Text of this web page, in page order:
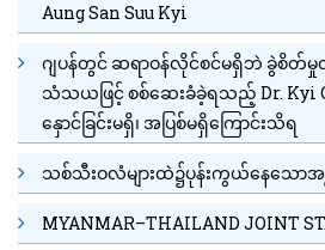
Aung San Suu Kyi
ဂျပန်တွင် ဆရာဝန်လိုင်စင်မရှိဘဲ ခွဲစိ
သံသယဖြင့် စစ်ဆေးခံခဲ့ရသည့် Dr. Kyi
နှောင်ခြင်းမရှိ၊ အပြစ်မရှိကြောင်းသိရ
သစ်သီးဝလံများထဲ၌ပုန်းကွယ်နေသောအန္
MYANMAR–THAILAND JOINT